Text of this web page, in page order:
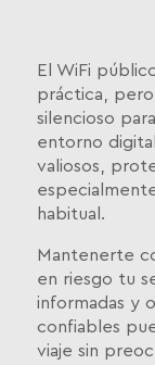
El WiFi
práctica,
silencioso
entorno
valiosos,
habitual.
Mantenerte
en riesgo tu
informadas y
confiables
viaje sin